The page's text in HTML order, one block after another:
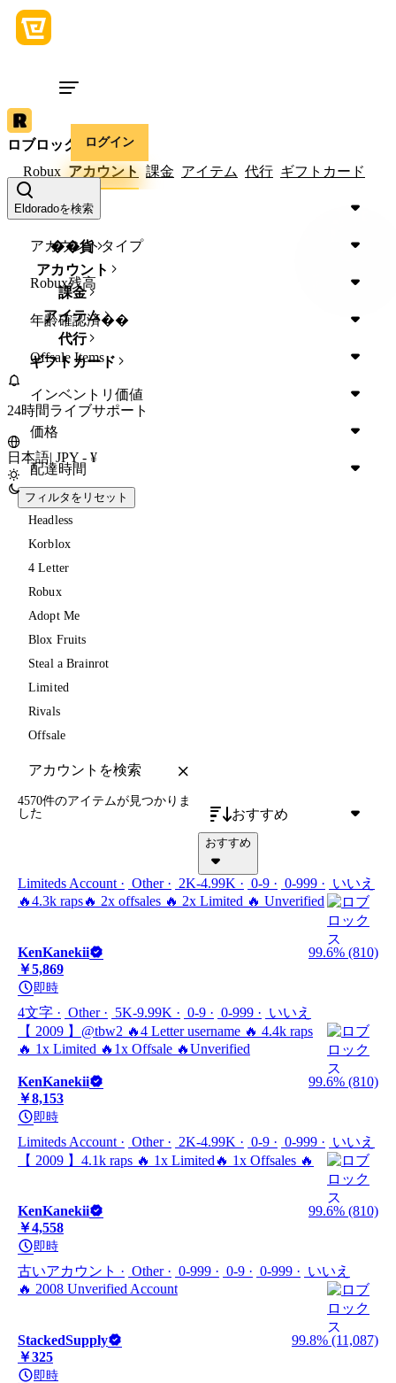
ログイン
Eldoradoを検索
��貨
アカウント
課金
アイテム
代行
ギフトカード
24時間ライブサポート
日本語| JPY - ¥
ロブロックス
Robux アカウント 課金 アイテム 代行 ギフトカード
ゲーム
アカウントタイプ
Robux残高
年齢確認済��
Offsale Items
インベントリ価値
価格
配達時間
フィルタをリセット
Headless
Korblox
4 Letter
Robux
Adopt Me
Blox Fruits
Steal a Brainrot
Limited
Rivals
Offsale
おすすめ
おすすめ
4570件のアイテムが見つかりま
した
Limiteds Account Other 2K-4.99K 0-9 0-999
いいえ
🔥4.3k raps🔥 2x offsales 🔥 2x Limited 🔥 Unverified
KenKanekii
99.6% (810)
￥5,869
即時
4文字 Other 5K-9.99K 0-9 0-999
いいえ
【 2009 】@tbw2 🔥4 Letter username 🔥 4.4k raps
🔥 1x Limited 🔥1x Offsale 🔥Unverified
KenKanekii
99.6% (810)
￥8,153
即時
Limiteds Account Other 2K-4.99K 0-9 0-999
いいえ
【 2009 】4.1k raps 🔥 1x Limited🔥 1x Offsales 🔥
KenKanekii
99.6% (810)
￥4,558
即時
古いアカウント Other 0-999 0-9 0-999
いいえ
🔥 2008 Unverified Account
StackedSupply
99.8% (11,087)
￥325
即時